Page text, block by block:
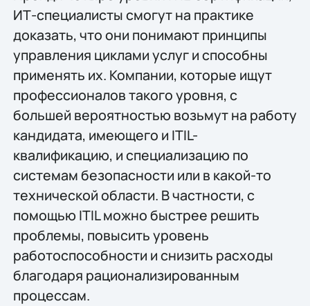
ИТ-специалисты смогут на практике
доказать, что они понимают принципы
управления циклами услуг и способны
применять их. Компании, которые ищут
профессионалов такого уровня, с
большей вероятностью возьмут на работу
кандидата, имеющего и ITIL-
квалификацию, и специализацию по
системам безопасности или в какой-то
технической области. В частности, с
помощью ITIL можно быстрее решить
проблемы, повысить уровень
работоспособности и снизить расходы
благодаря рационализированным
процессам.